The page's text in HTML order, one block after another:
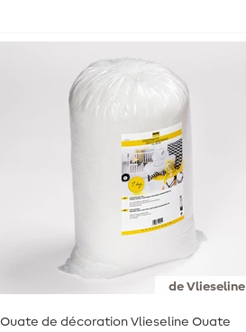
de Vlieseline
Ouate de décoration Vlieseline Ouate